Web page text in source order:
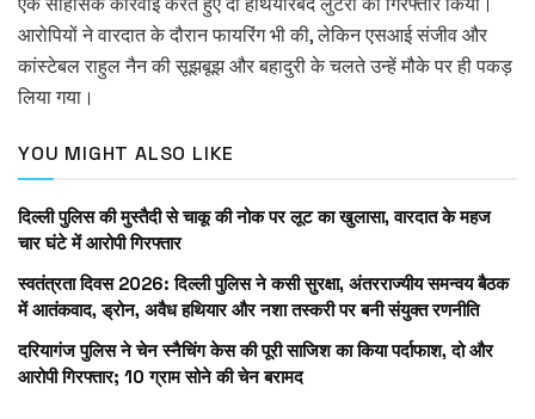
आरोपियों ने वारदात के दौरान फायरिंग भी की, लेकिन एसआई संजीव और
कांस्टेबल राहुल नैन की सूझबूझ और बहादुरी के चलते उन्हें मौके पर ही पकड़
लिया गया।
YOU MIGHT ALSO LIKE
दिल्ली पुलिस की मुस्तैदी से चाकू की नोक पर लूट का खुलासा, वारदात के महज
चार घंटे में आरोपी गिरफ्तार
स्वतंत्रता दिवस 2026: दिल्ली पुलिस ने कसी सुरक्षा, अंतरराज्यीय समन्वय बैठक
में आतंकवाद, ड्रोन, अवैध हथियार और नशा तस्करी पर बनी संयुक्त रणनीति
दरियागंज पुलिस ने चेन स्नैचिंग केस की पूरी साजिश का किया पर्दाफाश, दो और
आरोपी गिरफ्तार; 10 ग्राम सोने की चेन बरामद